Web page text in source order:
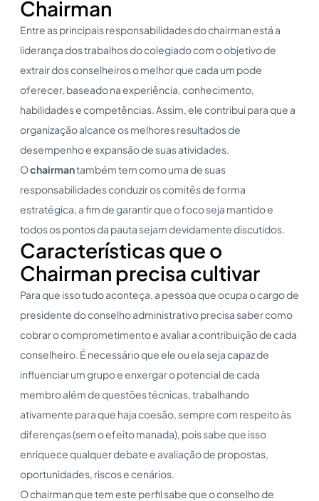
Chairman
Entre as principais responsabilidades do chairman está a
liderança dos trabalhos do colegiado com o objetivo de
extrair dos conselheiros o melhor que cada um pode
oferecer, baseado na experiência, conhecimento,
habilidades e competências. Assim, ele contribui para que a
organização alcance os melhores resultados de
desempenho e expansão de suas atividades.
Ochairmantambém tem como uma de suas
responsabilidades conduzir os comitês de forma
estratégica, a fim de garantir que o foco seja mantido e
todos os pontos da pauta sejam devidamente discutidos.
Características que o
Chairman precisa cultivar
Para que isso tudo aconteça, a pessoa que ocupa o cargo de
presidente do conselho administrativo precisa saber como
cobrar o comprometimento e avaliar a contribuição de cada
conselheiro. É necessário que ele ou ela seja capaz de
influenciar um grupo e enxergar o potencial de cada
membro além de questões técnicas, trabalhando
ativamente para que haja coesão, sempre com respeito às
diferenças (sem o efeito manada), pois sabe que isso
enriquece qualquer debate e avaliação de propostas,
oportunidades, riscos e cenários.
O chairman que tem este perfil sabe que o conselho de